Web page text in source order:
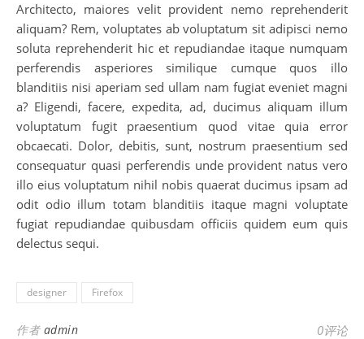
Architecto, maiores velit provident nemo reprehenderit
aliquam? Rem, voluptates ab voluptatum sit adipisci nemo
soluta reprehenderit hic et repudiandae itaque numquam
perferendis asperiores similique cumque quos illo
blanditiis nisi aperiam sed ullam nam fugiat eveniet magni
a? Eligendi, facere, expedita, ad, ducimus aliquam illum
voluptatum fugit praesentium quod vitae quia error
obcaecati. Dolor, debitis, sunt, nostrum praesentium sed
consequatur quasi perferendis unde provident natus vero
illo eius voluptatum nihil nobis quaerat ducimus ipsam ad
odit odio illum totam blanditiis itaque magni voluptate
fugiat repudiandae quibusdam officiis quidem eum quis
delectus sequi.
designer Firefox
作者 admin 0评论